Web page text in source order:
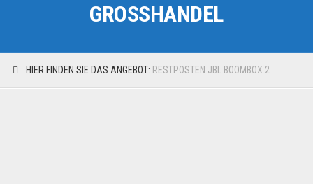
Fahrzeuge & TransportGROSSHANDEL
HIER FINDEN SIE DAS ANGEBOT: RESTPOSTEN JBL BOOMBOX 2